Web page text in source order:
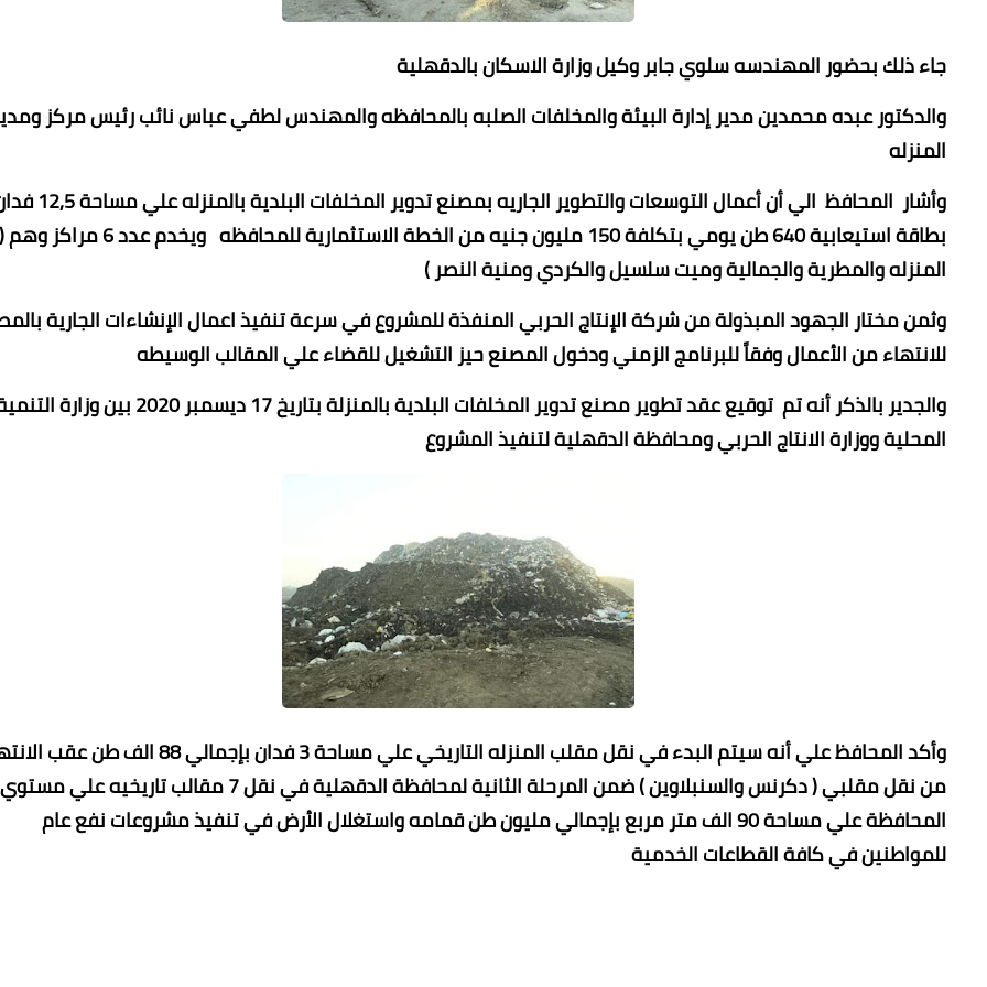
جاء ذلك بحضور المهندسه سلوي جابر وكيل وزارة الاسكان بالدقهلية
والدكتور عبده محمدين مدير إدارة البيئة والمخلفات الصلبه بالمحافظه والمهندس لطفي عباس نائب رئيس مركز
المنزله
وأشار المحافظ الي أن أعمال التوسعات والتطوير الجاريه بمصنع تدوير
بطاقة استيعابية 640 طن يومي بتكلفة 150 مليون جنيه من الخطة الاستثمارية للمحافظه ويخدم عدد 6 مراكز وهم (
المنزله والمطرية والجمالية وميت سلسيل والكردي ومنية النصر )
وثمن مختار الجهود المبذولة من شركة الإنتاج الحربي المنفذة للمشروع في سرعة تنفيذ اعمال الإنشاءات الجارية
للانتهاء من الأعمال وفقاً للبرنامج الزمني ودخول المصنع حيز التشغيل للقضاء علي المقالب الوسيطه
والجدير بالذكر أنه تم توقيع عقد تطوير مصنع تدوير المخلفات البلدية بالمنزلة بتاريخ 17 ديسمبر 2020 بين
المحلية ووزارة الانتاج الحربي ومحافظة الدقهلية لتنفيذ المشروع
وأكد المحافظ علي أنه سيتم البدء في نقل مقلب المنزله التاريخي علي مساحة 3 فدان بإجمالي 88
من نقل مقلبي ( دكرنس والسنبلاوين ) ضمن المرحلة الثانية لمحافظة الدقهلية في نقل 7 مقالب تاريخيه علي مستوي
المحافظة علي مساحة 90 الف متر مربع بإجمالي مليون طن قمامه واستغلال الأرض في تنفيذ مشروعات نفع عام
للمواطنين في كافة القطاعات الخدمية